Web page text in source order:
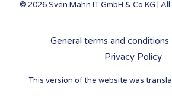
© 2026Sven Mahn IT GmbH & Co KG |
General terms and conditions
Privacy Policy
This version of the website was